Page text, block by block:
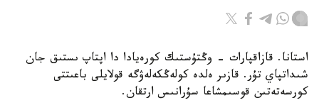
استانا. قازاقپارات - وڭتۇستىك كورەيادا دا اپتاپ ىستىق جان
شىداتپاي تۇر. قازىر ەلدە كولەڭكەلەۋگە قولايلى باعىتتى
كورسەتەتىن قوسىمشاعا سۇرانىس ارتقان.